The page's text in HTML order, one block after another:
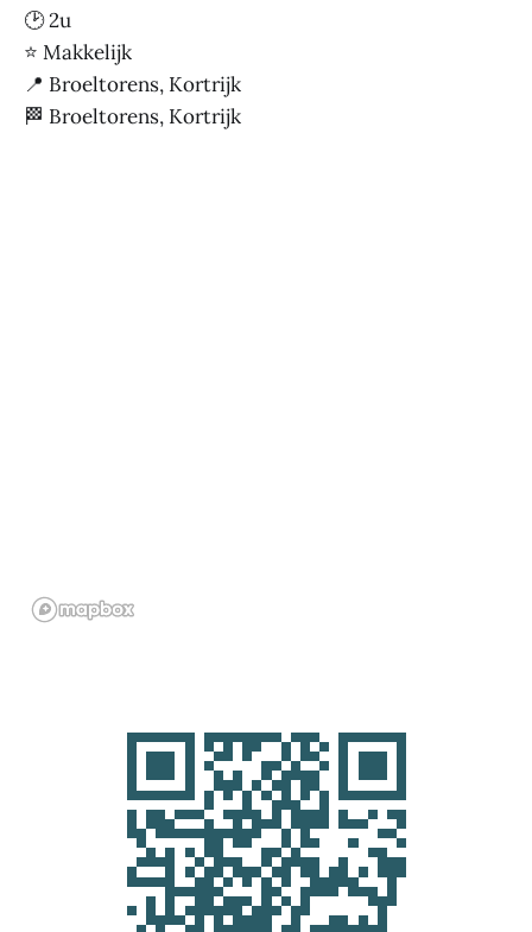
🕑 2u
⭐ Makkelijk
📍 Broeltorens, Kortrijk
🏁 Broeltorens, Kortrijk